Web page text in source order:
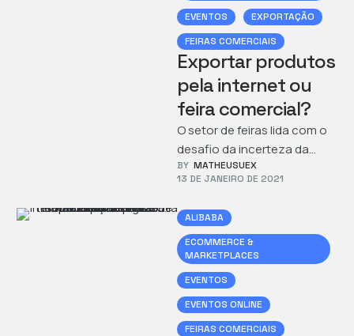
EVENTOS
EXPORTAÇÃO
FEIRAS COMERCIAIS
Exportar produtos
pela internet ou
feira comercial?
O setor de feiras lida com o
desafio da incerteza da
pandemia e empresas
buscam exportar produtos
pela …
BY MATHEUSUEX
13 DE JANEIRO DE 2021
ALIBABA
ECOMMERCE &
MARKETPLACES
EVENTOS
EVENTOS ONLINE
FEIRAS COMERCIAIS